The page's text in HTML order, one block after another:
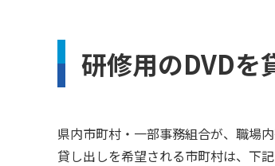
研修用のDVDを
県内市町村・一部事務組合が、職場
貸し出しを希望される市町村は、下